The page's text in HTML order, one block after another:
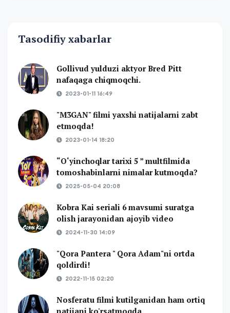
Tasodifiy xabarlar
Gollivud yulduzi aktyor Bred Pitt
nafaqaga chiqmoqchi.
2023-01-11 16:49
"M3GAN" filmi yaxshi natijalarni zabt
etmoqda!
2023-01-14 18:20
“O‘yinchoqlar tarixi 5 ” multfilmida
tomoshabinlarni nimalar kutmoqda?
2025-05-04 20:08
Kobra Kai seriali 6 mavsumi suratga
olish jarayonidan ajoyib video
2024-11-30 14:09
"Qora Pantera " Qora Adam"ni ortda
qoldirdi!
2022-11-15 02:20
Nosferatu filmi kutilganidan ham ortiq
natijani ko'rsatmoqda